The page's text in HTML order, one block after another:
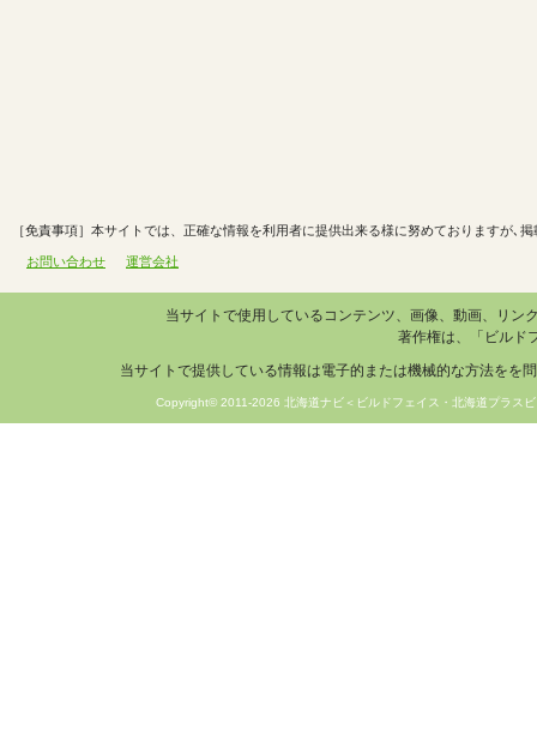
［免責事項］本サイトでは、正確な情報を利用者に提供出来る様に努めておりますが､
お問い合わせ 運営会社
当サイトで使用しているコンテンツ、画像、動画、リ
著作権は、「ビルド
当サイトで提供している情報は電子的または機械的な方法をを
Copyright© 2011-2026 北海道ナビ＜ビルドフェイス・北海道プラ